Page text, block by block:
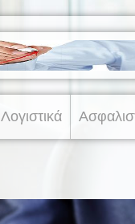
Λογιστικά